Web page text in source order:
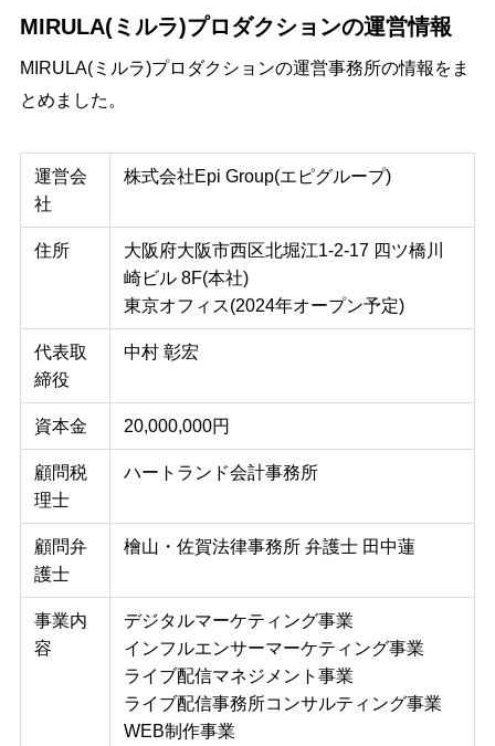
MIRULA(ミルラ)プロダクションの運営情報
MIRULA(ミルラ)プロダクションの運営事務所の情報をま
とめました。
運営会
社
株式会社Epi Group(エピグループ)
住所
大阪府大阪市西区北堀江1-2-17 四ツ橋川
崎ビル 8F(本社)
東京オフィス(2024年オープン予定)
代表取
締役
中村 彰宏
資本金 20,000,000円
顧問税
理士
ハートランド会計事務所
顧問弁
護士
檜山・佐賀法律事務所 弁護士 田中蓮
事業内
容
デジタルマーケティング事業
インフルエンサーマーケティング事業
ライブ配信マネジメント事業
ライブ配信事務所コンサルティング事業
WEB制作事業